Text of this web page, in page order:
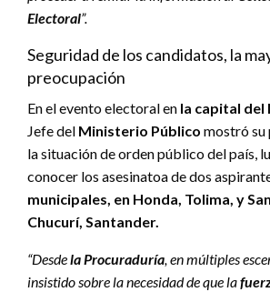
Electoral”.
Seguridad de los candidatos, la
preocupación
En el evento electoral en la capital del
Jefe del Ministerio Público mostró su
la situación de orden público del país,
conocer los asesinatoa de dos
municipales, en Honda, Tolima, y
Chucurí, Santander.
“Desdela Procuraduría , en múltiples
insistido sobre la necesidad de que la